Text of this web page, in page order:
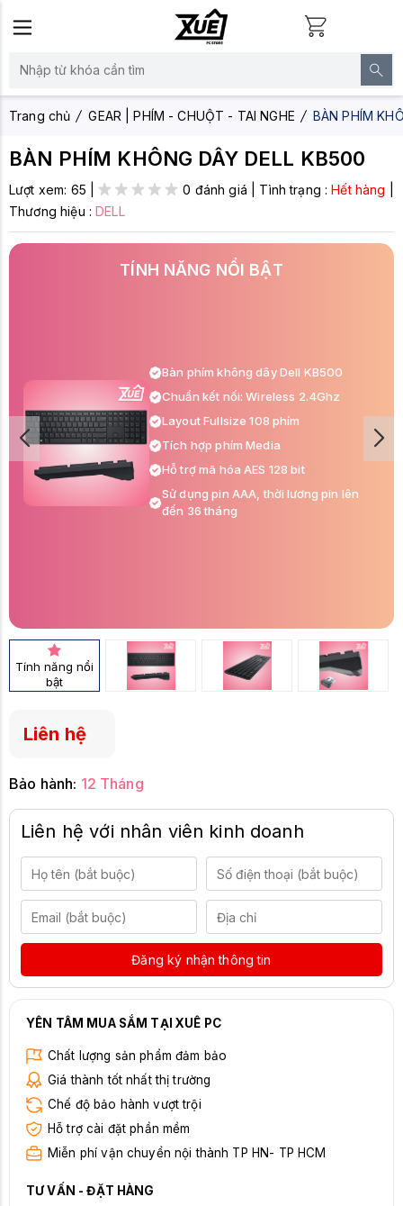
Trang chủ GEAR | PHÍM - CHUỘT - TAI NGHE BÀN PHÍM
BÀN PHÍM KHÔNG DÂY DELL KB500
Lượt xem: 65 | 0 đánh giá Tình trạng :Hết hàng
Thương hiệu :DELL
TÍNH NĂNG NỔI BẬT
Bàn phím không dây Dell KB500
Chuẩn kết nối: Wireless 2.4Ghz
Layout Fullsize 108 phím
Tích hợp phím Media
Hỗ trợ mã hóa AES 128 bit
Sử dụng pin AAA, thời lương pin lên
đến 36 tháng
Tính năng nổi
bật
Liên hệ
Bảo hành: 12 Tháng
Liên hệ với nhân viên kinh doanh
Đăng ký nhận thông tin
YÊN TÂM MUA SẮM TẠI XUÊ PC
Chất lượng sản phẩm đảm bảo
Giá thành tốt nhất thị trường
Chế độ bảo hành vượt trội
Hỗ trợ cài đặt phần mềm
Miễn phí vận chuyển nội thành TP HN- TP HCM
TƯ VẤN - ĐẶT HÀNG